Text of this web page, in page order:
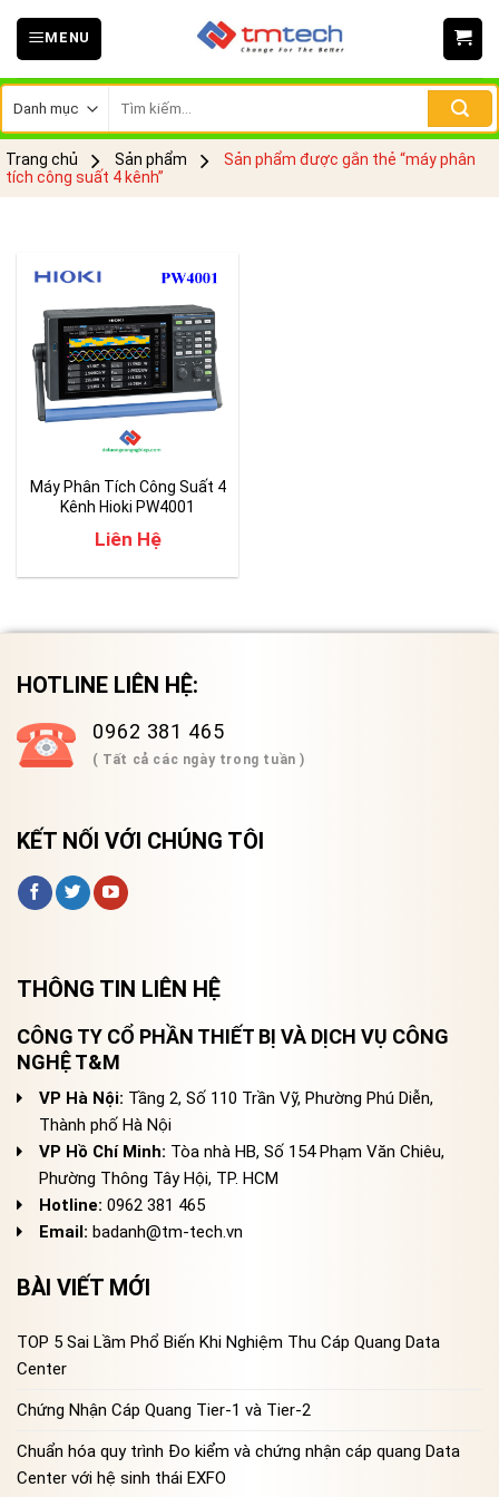
Skip
MENU
kiếm:
Trang chủ Sản phẩm
Sản phẩm được gắn thẻ “máy phân
tích công suất 4 kênh”
Máy Phân Tích Công Suất 4
Kênh Hioki PW4001
Liên Hệ
HOTLINE LIÊN HỆ:
0962 381 465
( Tất cả các ngày trong tuần )
KẾT NỐI VỚI CHÚNG TÔI
THÔNG TIN LIÊN HỆ
CÔNG TY CỔ PHẦN THIẾT BỊ VÀ DỊCH VỤ CÔNG
NGHỆ T&M
VP Hà Nội: Tầng 2, Số 110 Trần Vỹ, Phường Phú Diễn,
Thành phố Hà Nội
VP Hồ Chí Minh: Tòa nhà HB, Số 154 Phạm Văn Chiêu,
Phường Thông Tây Hội, TP. HCM
Hotline: 0962 381 465
Email: badanh@tm-tech.vn
BÀI VIẾT MỚI
TOP 5 Sai Lầm Phổ Biến Khi Nghiệm Thu Cáp Quang Data
Center
Chứng Nhận Cáp Quang Tier-1 và Tier-2
Chuẩn hóa quy trình Đo kiểm và chứng nhận cáp quang Data
Center với hệ sinh thái EXFO